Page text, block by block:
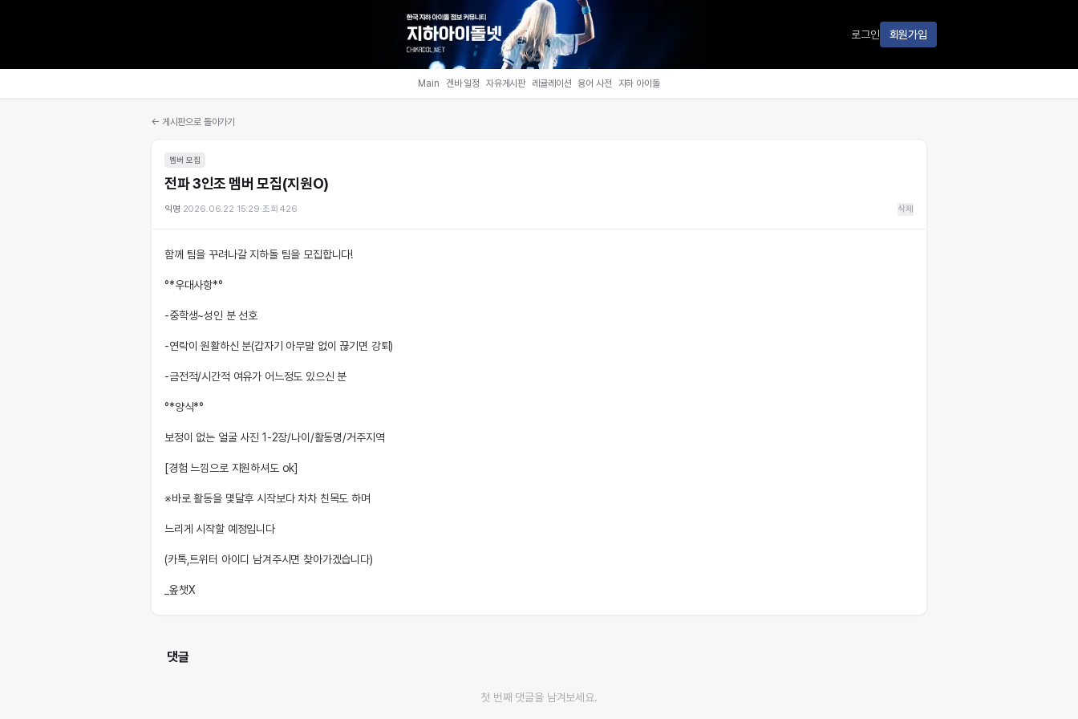
로그인 회원가입
Main 겐바 일정 자유게시판 레귤레이션 용어 사전 지하 아이돌
← 게시판으로 돌아가기
멤버 모집
전파 3인조 멤버 모집(지원O)
익명·2026.06.22 15:29·조회426 삭제
함께 팀을 꾸려나갈 지하돌 팀을 모집합니다!
°*우대사항*°
-중학생~성인 분 선호
-연락이 원활하신 분(갑자기 아무말 없이 끊기면 강퇴)
-금전적/시간적 여유가 어느정도 있으신 분
°*양식*°
보정이 없는 얼굴 사진 1-2장/나이/활동명/거주지역
[경험 느낌으로 지원하셔도 ok]
※바로 활동을 몇달후 시작보다 차차 친목도 하며
느리게 시작할 예정입니다
(카톡,트위터 아이디 남겨주시면 찾아가겠습니다)
_옾챗X
댓글
첫 번째 댓글을 남겨보세요.